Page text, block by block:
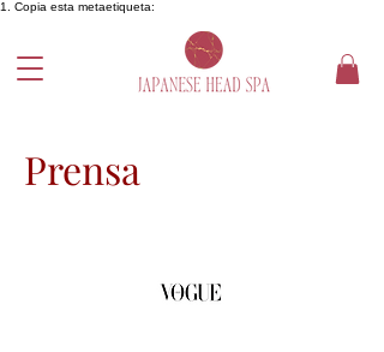
1. Copia esta metaetiqueta:
Prensa